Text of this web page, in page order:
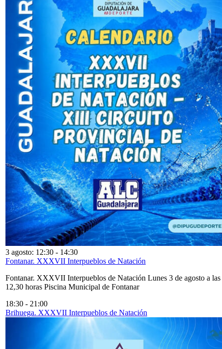
3 agosto: 12:30 - 14:30
Fontanar. XXXVII Interpueblos de Natación
Fontanar. XXXVII Interpueblos de Natación Lunes 3 de agosto a las
12,30 horas Piscina Municipal de Fontanar
18:30 - 21:00
Brihuega. XXXVII Interpueblos de Natación